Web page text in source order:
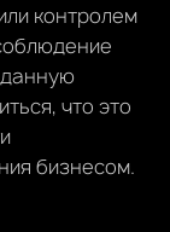
контролем
что это
бизнесом.